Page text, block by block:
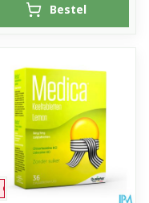
Bestel
Geneesmiddel